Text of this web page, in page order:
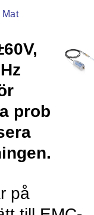
Mat
prob
på